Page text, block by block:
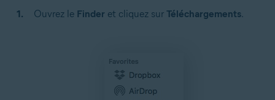
Ouvrez le Finder et cliquez sur Téléchargements.